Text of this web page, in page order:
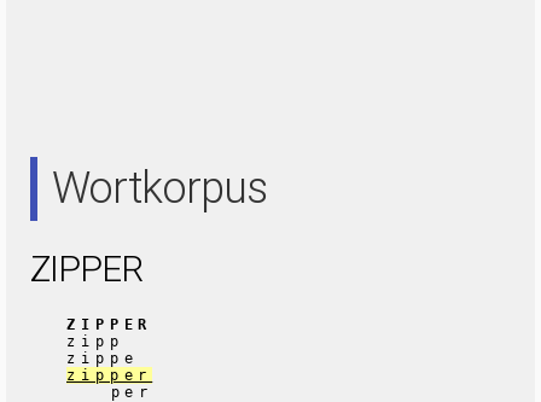
Wortkorpus
ZIPPER
ZIPPER
zipp
zippe
zipper
per